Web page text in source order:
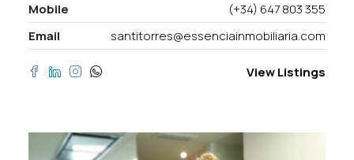
Mobile
(+34) 647 803 355
Email
santitorres@essenciainmobiliaria.com
View Listings